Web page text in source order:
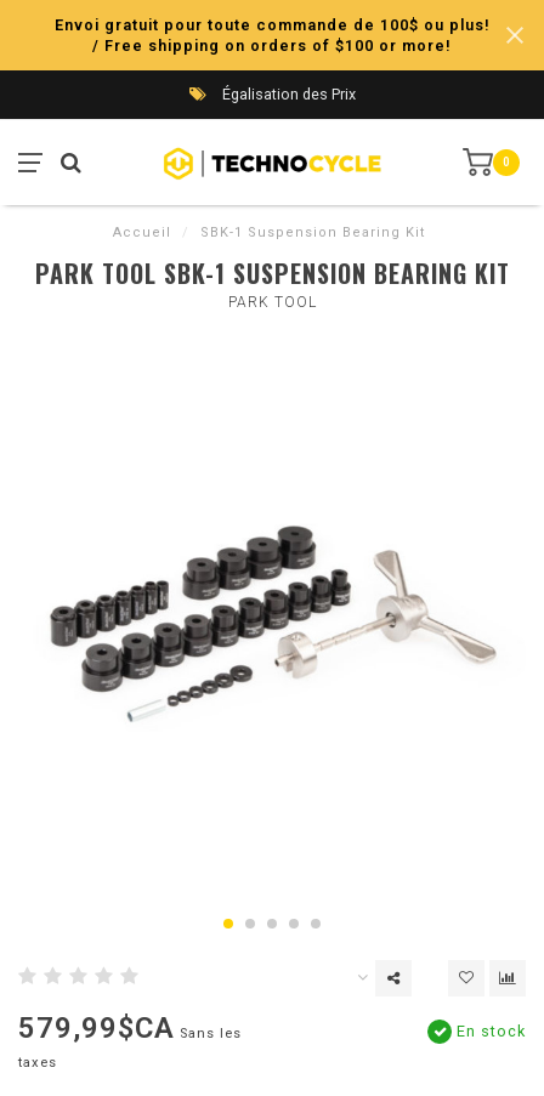
Envoi gratuit pour toute commande de 100$ ou plus!
/ Free shipping on orders of $100 or more!
Égalisation des Prix
0
Accueil / SBK-1 Suspension Bearing Kit
PARK TOOL SBK-1 SUSPENSION BEARING KIT
PARK TOOL
579,99$CA Sans les
taxes
En stock